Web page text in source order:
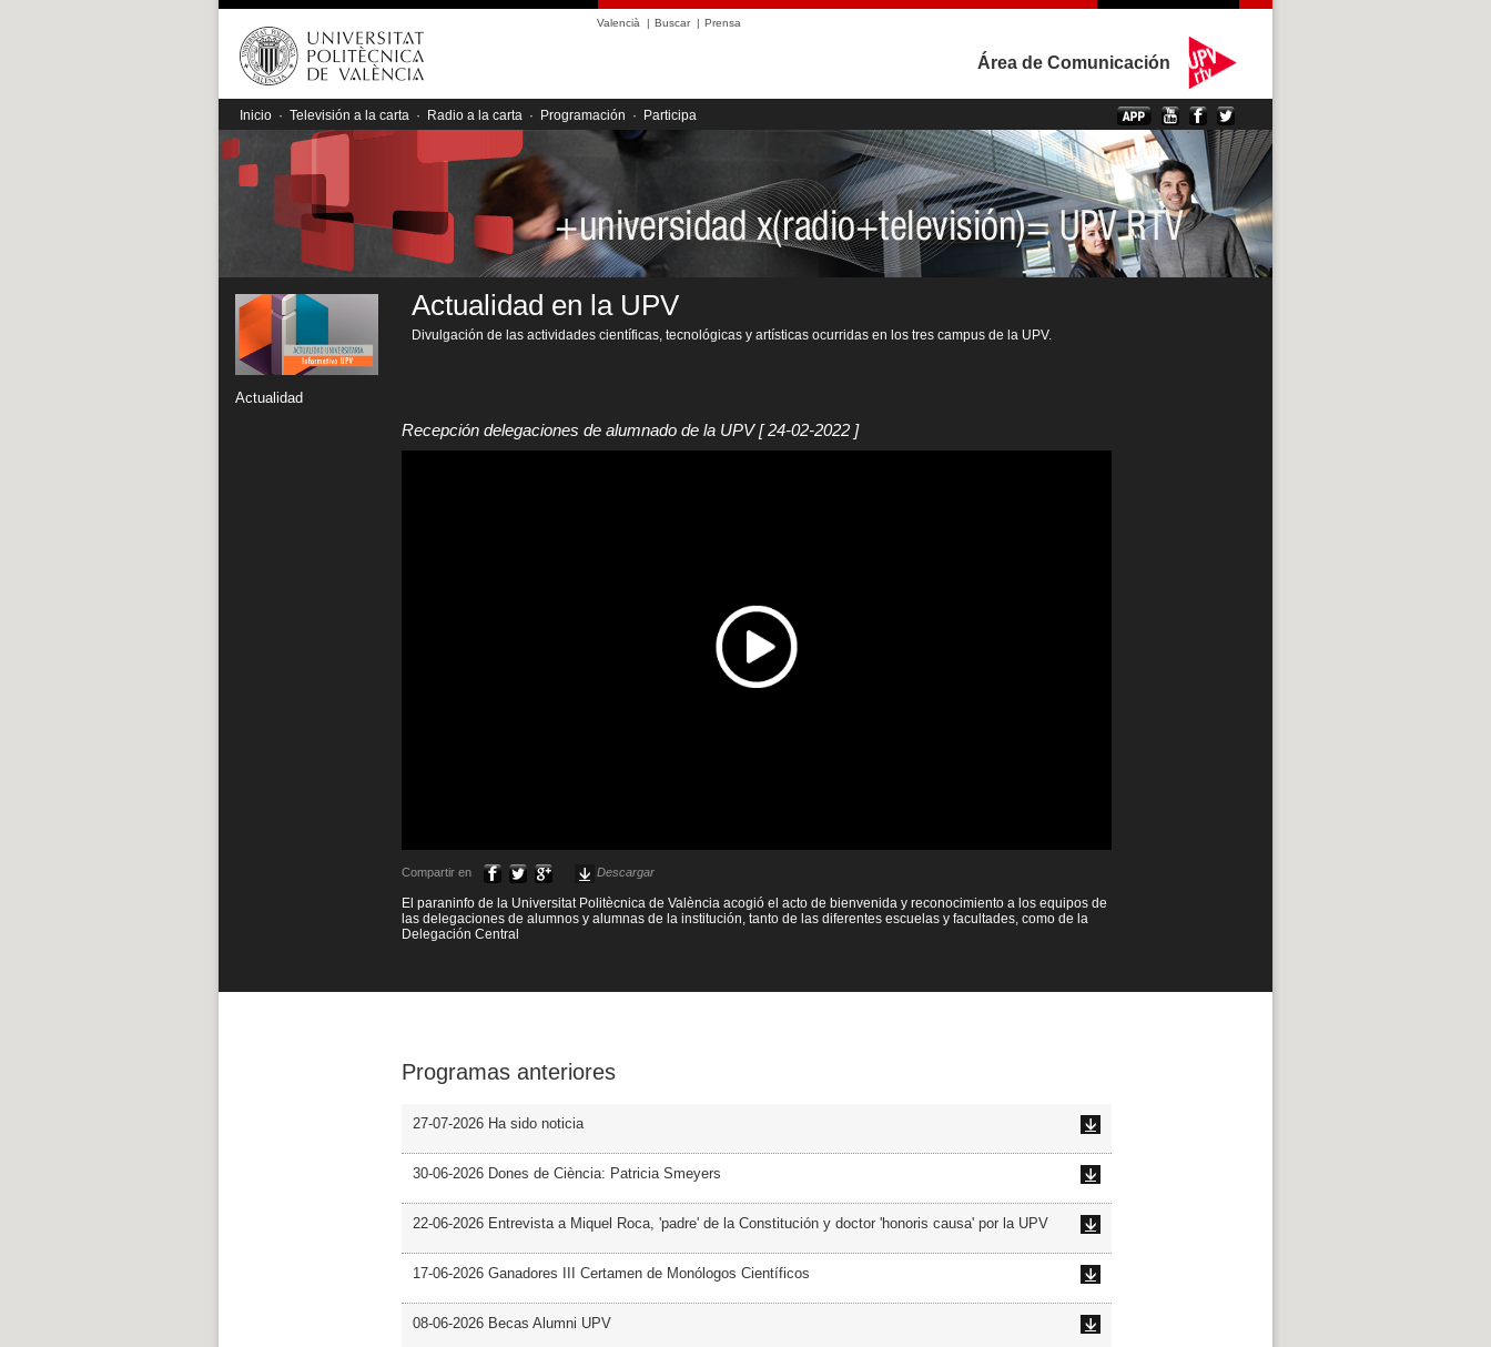
Valencià | Buscar| Prensa
Área de Comunicación
Inicio · Televisión a la carta · Radio a la carta · Programación · Participa
Actualidad
Actualidad en la UPV
Divulgación de las actividades científicas, tecnológicas y artísticas ocurridas en los tres campus de la UPV.
Recepción delegaciones de alumnado de la UPV[ 24-02-2022 ]
Compartir en Descargar
El paraninfo de la Universitat Politècnica de València acogió el acto de bienvenida y reconocimiento a los equipos de
las delegaciones de alumnos y alumnas de la institución, tanto de las diferentes escuelas y facultades, como de la
Delegación Central
Programas anteriores
27-07-2026 Ha sido noticia
30-06-2026 Dones de Ciència: Patricia Smeyers
22-06-2026 Entrevista a Miquel Roca, 'padre' de la Constitución y doctor 'honoris causa' por la UPV
17-06-2026 Ganadores III Certamen de Monólogos Científicos
08-06-2026 Becas Alumni UPV